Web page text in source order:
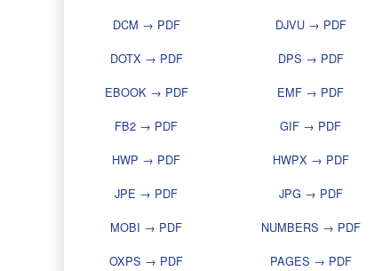
DCM → PDF
DJVU → PDF
DOTX → PDF
DPS → PDF
EBOOK → PDF
EMF → PDF
FB2 → PDF
GIF → PDF
HWP → PDF
HWPX → PDF
JPE → PDF
JPG → PDF
MOBI → PDF
NUMBERS → PDF
OXPS → PDF
PAGES → PDF